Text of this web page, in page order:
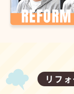
リフ